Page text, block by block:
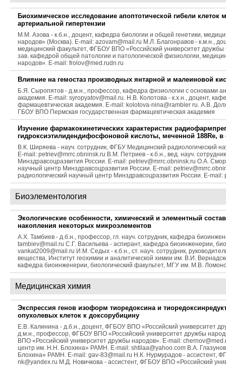
Биохимическое исследование апоптотической гибели
артериальной гипертензии
М.М. Азова - к.б.н., доцент, кафедра биологии и общей генетики,
народов» (Москва). E-mail: azovam@mail.ru М.Л. Благонравов - к.м.н.,
медицинский факультет, ФГБОУ ВПО «Российский университет
зав. кафедрой общей патологии и патологической физиологии,
народов». E-mail: frolov@med.rudn.ru
Влияние на гемостаз производных янтарной и малеиновой
Б.Я. Сыропятов - д.м.н., профессор, кафедра физиологии с основами
академия. Е-mail: syropyatov@mail.ru. Н.В. Колотова - к.х.н., доцент,
фармацевтическая академия. Е-mail: kolotova-nina@rambler ru. А.В.
ГБОУ ВПО Пермская государственная фармацевтическая академия
Изучение фармакокинетических характеристик
гидроксиэтилидендифосфоновой кислоты, меченной 188Re,
В.К. Ширяева - науч. сотрудник, ФГБУ Медицинский радиологический
E-mail: petriev@mrrc.obninsk.ru В.М. Петриев - к.б.н., вед. науч.
Минздравсоцразвития России. E-mail: petriev@mrrc.obninsk.ru О.А.
научный центр Минздравсоцразвития России. E-mail:
радиологический научный центр Минздравсоцразвития России. E-mail:
Биоэлементология
Экологические особенности, химический и элементный
накопления некоторых микроэлементов
А.Х. Тамбиев - д.б.н., профессор, гл. науч. сотрудник, кафедра
tambiev@mail.ru С.Г. Васильева - аспирант, кафедра биоинженерии,
vankat2009@mail.ru И.М. Седых - к.б.н., ст. науч. сотрудник,
вещества, Институт геохимии и аналитической химии им. В.И.
кафедра биоинженерии, биологический факультет, МГУ им. М.В.
Медицинская химия
Экспрессия генов изоформ тиоредоксина и
опухолевых клеток к доксорубицину
Е.В. Калинина - д.б.н., доцент, ФГБОУ ВПО «Российский университет
д.м.н., профессор, ФГБОУ ВПО «Российский университет дружбы
ВПО «Российский университет дружбы народов». E-mail:
центр им. Н.Н. Блохина» РАМН. E-mail: shtilaa@yahoo.com В.А.
Блохина» РАМН. E-mail: gav-83@mail.ru Н.К. Нурмурадов - ассистент,
nk@yandex.ru М.Д. Новичкова - ассистент, ФГБОУ ВПО «Российский